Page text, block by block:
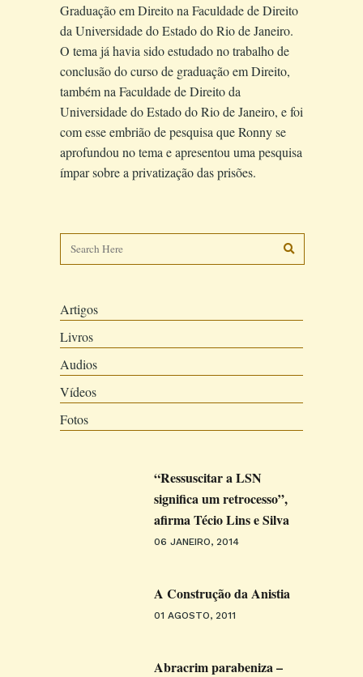
Graduação em Direito na Faculdade de Direito
da Universidade do Estado do Rio de Janeiro.
O tema já havia sido estudado no trabalho de
conclusão do curso de graduação em Direito,
também na Faculdade de Direito da
Universidade do Estado do Rio de Janeiro, e foi
com esse embrião de pesquisa que Ronny se
aprofundou no tema e apresentou uma pesquisa
ímpar sobre a privatização das prisões.
Artigos
Livros
Audios
Vídeos
Fotos
“Ressuscitar a LSN
significa um retrocesso”,
afirma Técio Lins e Silva
06 JANEIRO, 2014
A Construção da Anistia
01 AGOSTO, 2011
Abracrim parabeniza –